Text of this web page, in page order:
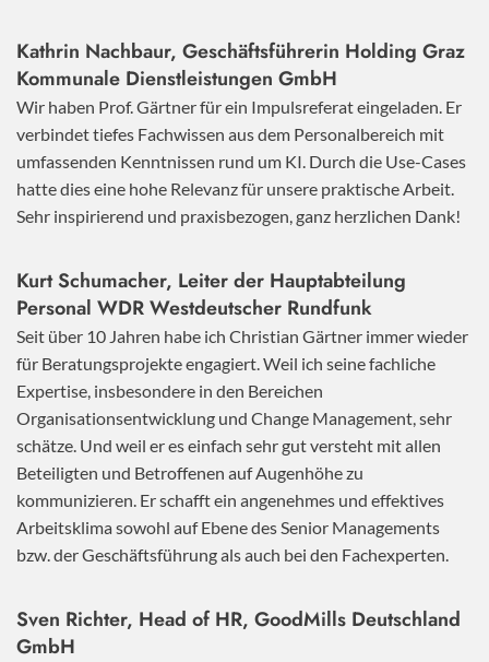
Kathrin Nachbaur, Geschäftsführerin Holding Graz
Kommunale Dienstleistungen GmbH
Wir haben Prof. Gärtner für ein Impulsreferat eingeladen. Er
verbindet tiefes Fachwissen aus dem Personalbereich mit
umfassenden Kenntnissen rund um KI. Durch die Use-Cases
hatte dies eine hohe Relevanz für unsere praktische Arbeit.
Sehr inspirierend und praxisbezogen, ganz herzlichen Dank!
Kurt Schumacher, Leiter der Hauptabteilung
Personal WDR Westdeutscher Rundfunk
Seit über 10 Jahren habe ich Christian Gärtner immer wieder
für Beratungsprojekte engagiert. Weil ich seine fachliche
Expertise, insbesondere in den Bereichen
Organisationsentwicklung und Change Management, sehr
schätze. Und weil er es einfach sehr gut versteht mit allen
Beteiligten und Betroffenen auf Augenhöhe zu
kommunizieren. Er schafft ein angenehmes und effektives
Arbeitsklima sowohl auf Ebene des Senior Managements
bzw. der Geschäftsführung als auch bei den Fachexperten.
Sven Richter, Head of HR, GoodMills Deutschland
GmbH